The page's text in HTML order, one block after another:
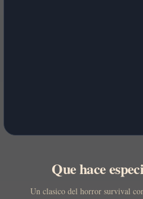
Que hace
Un clasico del horror survival